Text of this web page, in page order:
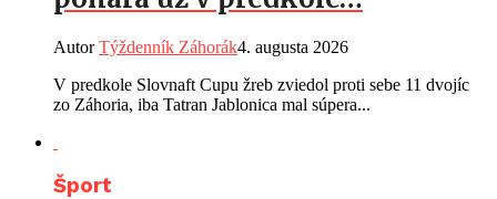
AutorTýždenník Záhorák4. augusta 2026
V predkole Slovnaft Cupu žreb zviedol proti sebe 11 dvojíc
zo Záhoria, iba Tatran Jablonica mal súpera...
Šport